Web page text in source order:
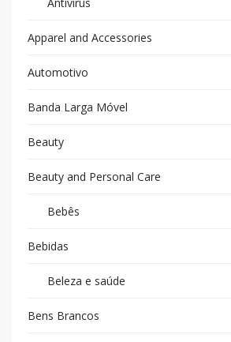
Apparel and Accessories
Automotivo
Banda Larga Móvel
Beauty
Beauty and Personal Care
Bebês
Bebidas
Beleza e saúde
Bens Brancos